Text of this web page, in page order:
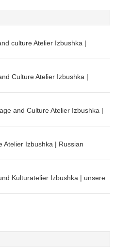
culture Atelier Izbushka |
Culture Atelier Izbushka |
and Culture Atelier Izbushka |
Atelier Izbushka | Russian
Kulturatelier Izbushka | unsere